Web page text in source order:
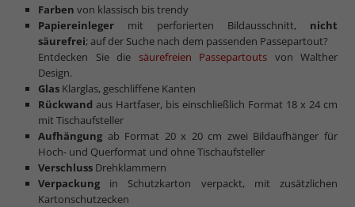
Farben von klassisch bis trendy
Papiereinleger mit perforierten Bildausschnitt, nicht
säurefrei; auf der Suche nach dem passenden Passepartout?
Entdecken Sie die säurefreien Passepartouts von Walther
Design.
Glas Klarglas, geschliffene Kanten
Rückwand aus Hartfaser, bis einschließlich Format 18 x 24 cm
mit Tischaufsteller
Aufhängung ab Format 20 x 20 cm zwei Bildaufhänger für
Hoch- und Querformat und ohne Tischaufsteller
Verschluss Drehklammern
Verpackung in Schutzkarton verpackt, mit zusätzlichen
Kartonschutzecken